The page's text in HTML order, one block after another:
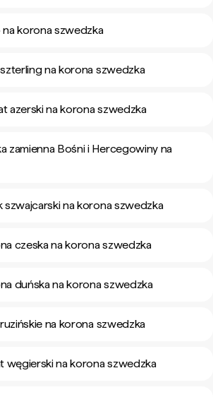
korona szwedzka
na korona szwedzka
azerski na korona szwedzka
zamienna Bośni i Hercegowiny na
szwajcarski na korona szwedzka
czeska na korona szwedzka
duńska na korona szwedzka
na korona szwedzka
węgierski na korona szwedzka